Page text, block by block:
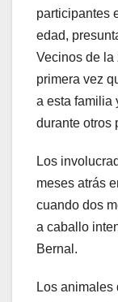
participantes
edad,
Vecinos de la
primera vez
a esta familia
durante otros
Los
meses atrás
cuando dos
a caballo
Bernal.
Los animales